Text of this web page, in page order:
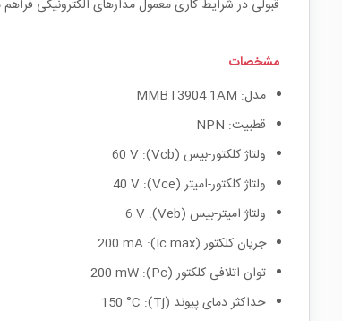
قبولی در شرایط کاری معمول مدارهای الکترونیکی
مشخصات
مدل: MMBT3904 1AM
قطبیت: NPN
ولتاژ کلکتور-بیس (Vcb): 60 V
ولتاژ کلکتور-امیتر (Vce): 40 V
ولتاژ امیتر-بیس (Veb): 6 V
جریان کلکتور (Ic max): 200 mA
توان اتلافی کلکتور (Pc): 200 mW
حداکثر دمای پیوند (Tj): 150 °C